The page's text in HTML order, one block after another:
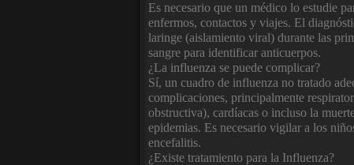
Es necesario que un médico lo estudie
enfermos, contactos y viajes. El
laringe (aislamiento viral) durante las
sangre para identificar anticuerpos.
¿La influenza se puede complicar?
Sí, un cuadro de influenza no tratado
complicaciones, principalmente
obstructiva), cardíacas o incluso la
epidemias. Es necesario vigilar a los
encefalitis.
¿Existe tratamiento para la Influenza?